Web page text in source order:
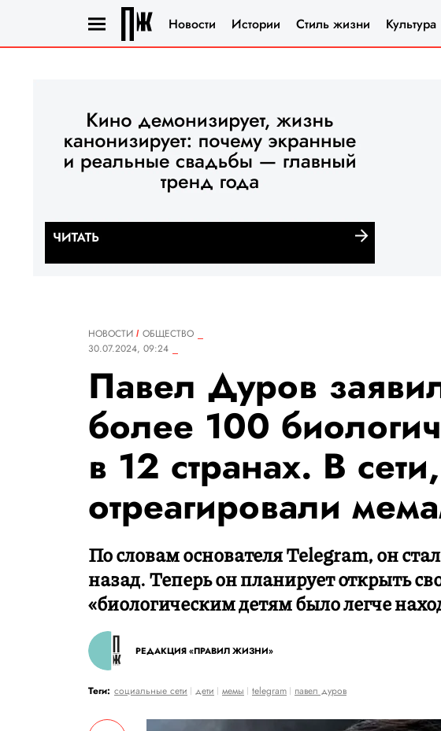
Новости Истории Стиль жизни Культура
НОВОСТИ
ОБЩЕСТВО
30.07.2024, 09:24
Павел Дуров
более 100
в 12 странах. В
отреагировали
По словам основателя Telegram, он
назад. Теперь он планирует открыть
«биологическим детям было легче
РЕДАКЦИЯ «ПРАВИЛ ЖИЗНИ»
Теги: социальные сети дети мемы telegram павел дуров